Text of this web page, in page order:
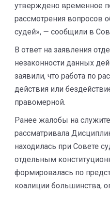
утверждено временное
рассмотрения вопросов
судей», — сообщили в
В ответ на заявления
незаконности данных
заявили, что работа по
действия или
правомерной.
Ранее жалобы на
рассматривала
находилась при Совете
отдельным
формировалась по
коалиции большинства,